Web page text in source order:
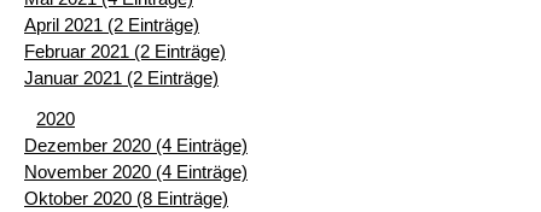
April 2021 (2 Einträge)
Februar 2021 (2 Einträge)
Januar 2021 (2 Einträge)
2020
Dezember 2020 (4 Einträge)
November 2020 (4 Einträge)
Oktober 2020 (8 Einträge)